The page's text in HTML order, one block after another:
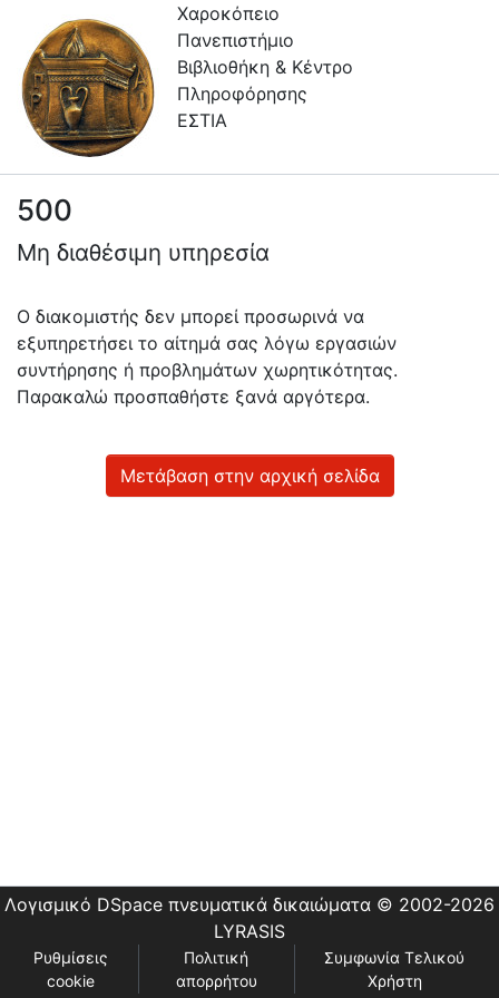
Χαροκόπειο
Πανεπιστήμιο
Βιβλιοθήκη & Κέντρο
Πληροφόρησης
ΕΣΤΙΑ
Πληροφορίες
Επικοινωνία
Υπηρεσίες
Αυτοαπόθεσης
Ανοιχτά
Δεδομένα
500
Μη διαθέσιμη υπηρεσία
Ο διακομιστής δεν μπορεί προσωρινά να
εξυπηρετήσει το αίτημά σας λόγω εργασιών
συντήρησης ή προβλημάτων χωρητικότητας.
Παρακαλώ προσπαθήστε ξανά αργότερα.
Μετάβαση στην αρχική σελίδα
Λογισμικό DSpace πνευματικά δικαιώματα © 2002-2026
LYRASIS
Ρυθμίσεις
cookie
Πολιτική
απορρήτου
Συμφωνία Τελικού
Χρήστη